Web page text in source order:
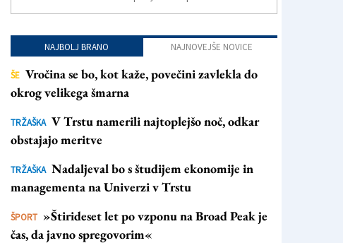
NAJBOLJ BRANO NAJNOVEJŠE NOVICE
ŠE Vročina se bo, kot kaže, povečini zavlekla do
okrog velikega šmarna
TRŽAŠKA V Trstu namerili najtoplejšo noč, odkar
obstajajo meritve
TRŽAŠKA Nadaljeval bo s študijem ekonomije in
managementa na Univerzi v Trstu
ŠPORT »Štirideset let po vzponu na Broad Peak je
čas, da javno spregovorim«